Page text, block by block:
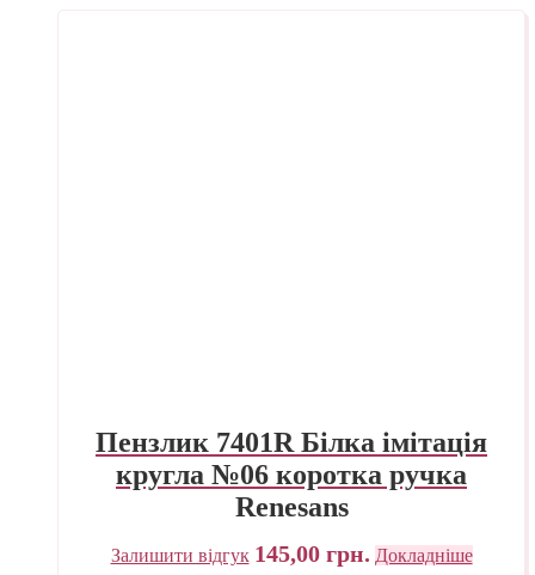
Пензлик 7401R Білка імітація
кругла №06 коротка ручка
Renesans
Залишити відгук 145,00 грн. Докладніше